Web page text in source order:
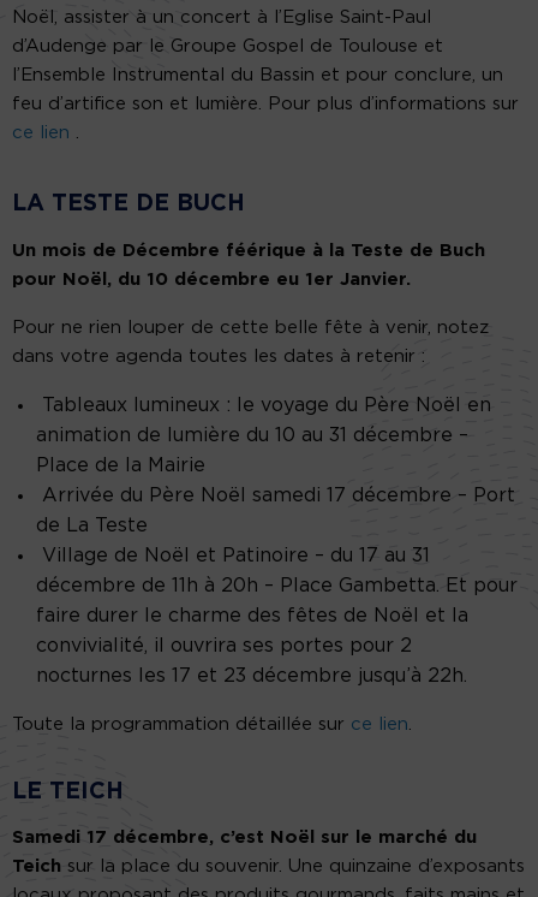
Noël, assister à un concert à l’Eglise Saint-Paul
d’Audenge par le Groupe Gospel de Toulouse et
l’Ensemble Instrumental du Bassin et pour conclure, un
feu d’artifice son et lumière. Pour plus d’informations sur
ce lien .
LA TESTE DE BUCH
Un mois de Décembre féérique à la Teste de Buch
pour Noël, du 10 décembre eu 1er Janvier.
Pour ne rien louper de cette belle fête à venir, notez
dans votre agenda toutes les dates à retenir :
Tableaux lumineux : le voyage du Père Noël en
animation de lumière du 10 au 31 décembre –
Place de la Mairie
Arrivée du Père Noël samedi 17 décembre – Port
de La Teste
Village de Noël et Patinoire – du 17 au 31
décembre de 11h à 20h – Place Gambetta. Et pour
faire durer le charme des fêtes de Noël et la
convivialité, il ouvrira ses portes pour 2
nocturnes les 17 et 23 décembre jusqu’à 22h.
Toute la programmation détaillée sur ce lien.
LE TEICH
Samedi 17 décembre, c’est Noël sur le marché du
Teich sur la place du souvenir. Une quinzaine d’exposants